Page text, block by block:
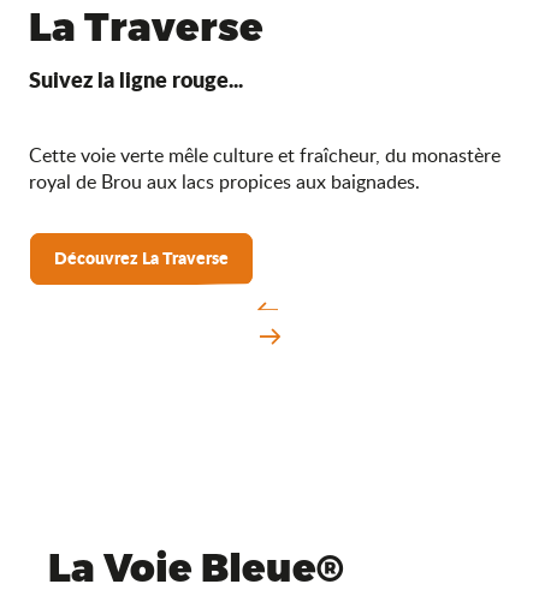
La Traverse
Suivez la ligne rouge...
Cette voie verte mêle culture et fraîcheur, du monastère
royal de Brou aux lacs propices aux baignades.
Découvrez La Traverse
La Voie Bleue®